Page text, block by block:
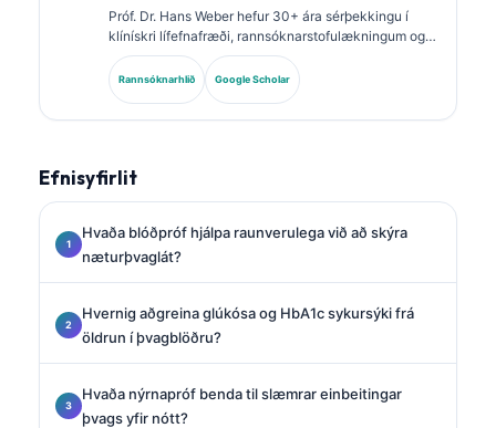
Próf. Dr. Hans Weber hefur 30+ ára sérþekkingu í
klínískri lífefnafræði, rannsóknarstofulækningum og
rannsóknum á lífmerkjum. Fyrrverandi forseti þýska
félagsins um klíníska efnafræði, hann sérhæfir sig í
greiningu á greiningarsniðum, staðlaðri notkun
Rannsóknarhlið Google Scholar
Efnisyfirlit
Hvaða blóðpróf hjálpa raunverulega við að skýra
næturþvaglát?
Hvernig aðgreina glúkósa og HbA1c sykursýki frá
öldrun í þvagblöðru?
Hvaða nýrnapróf benda til slæmrar einbeitingar
þvags yfir nótt?